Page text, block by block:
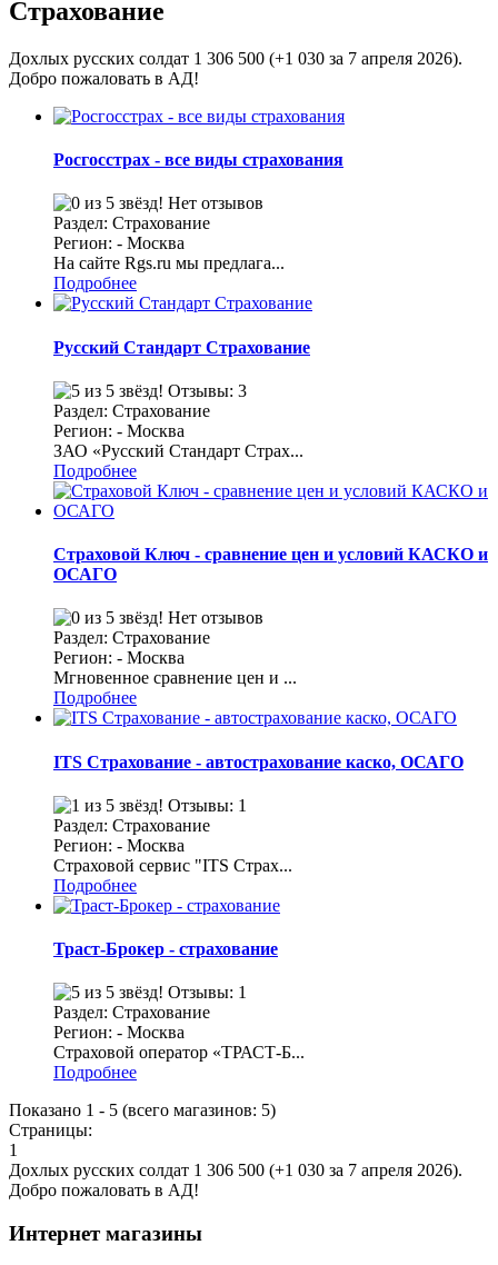
Страхование
Дохлых русских солдат 1 306 500 (+1 030 за 7 апреля 2026).
Добро пожаловать в АД!
Росгосстрах - все виды страхования
Нет отзывов
Раздел: Страхование
Регион: - Москва
На сайте Rgs.ru мы предлага...
Подробнее
Русский Стандарт Страхование
Отзывы: 3
Раздел: Страхование
Регион: - Москва
ЗАО «Русский Стандарт Страх...
Подробнее
Страховой Ключ - сравнение цен и условий КАСКО и
ОСАГО
Нет отзывов
Раздел: Страхование
Регион: - Москва
Мгновенное сравнение цен и ...
Подробнее
ITS Страхование - автострахование каско, ОСАГО
Отзывы: 1
Раздел: Страхование
Регион: - Москва
Страховой сервис "ITS Страх...
Подробнее
Траст-Брокер - страхование
Отзывы: 1
Раздел: Страхование
Регион: - Москва
Страховой оператор «ТРАСТ-Б...
Подробнее
Показано 1 - 5 (всего магазинов: 5)
Страницы:
1
Дохлых русских солдат 1 306 500 (+1 030 за 7 апреля 2026).
Добро пожаловать в АД!
Интернет магазины